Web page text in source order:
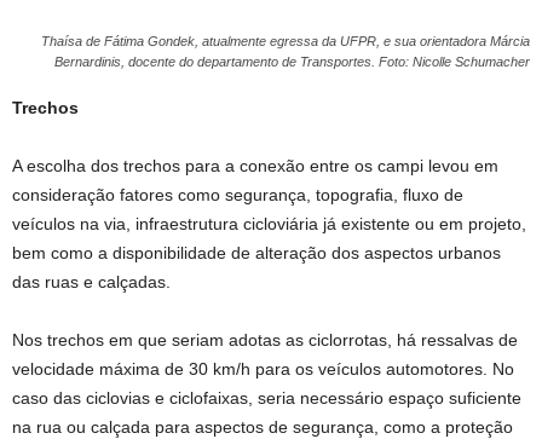
Thaísa de Fátima Gondek, atualmente egressa da UFPR, e sua orientadora Márcia
Bernardinis, docente do departamento de Transportes. Foto: Nicolle Schumacher
Trechos
A escolha dos trechos para a conexão entre os campi levou em
consideração fatores como segurança, topografia, fluxo de
veículos na via, infraestrutura cicloviária já existente ou em projeto,
bem como a disponibilidade de alteração dos aspectos urbanos
das ruas e calçadas.
Nos trechos em que seriam adotas as ciclorrotas, há ressalvas de
velocidade máxima de 30 km/h para os veículos automotores. No
caso das ciclovias e ciclofaixas, seria necessário espaço suficiente
na rua ou calçada para aspectos de segurança, como a proteção